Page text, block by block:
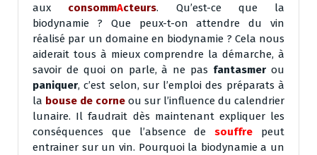
aux consommActeurs. Qu’est-ce que la
biodynamie ? Que peux-t-on attendre du vin
réalisé par un domaine en biodynamie ? Cela nous
aiderait tous à mieux comprendre la démarche, à
savoir de quoi on parle, à ne pas fantasmerou
paniquer, c’est selon, sur l’emploi des préparats à
la bouse de corne ou sur l’influence du calendrier
lunaire. Il faudrait dès maintenant expliquer les
conséquences que l’absence desouffre peut
entrainer sur un vin. Pourquoi la biodynamie a un